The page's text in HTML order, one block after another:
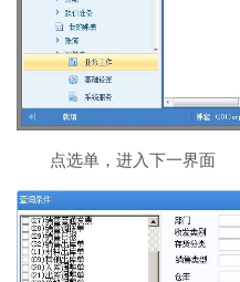
点选单，进入下一界面